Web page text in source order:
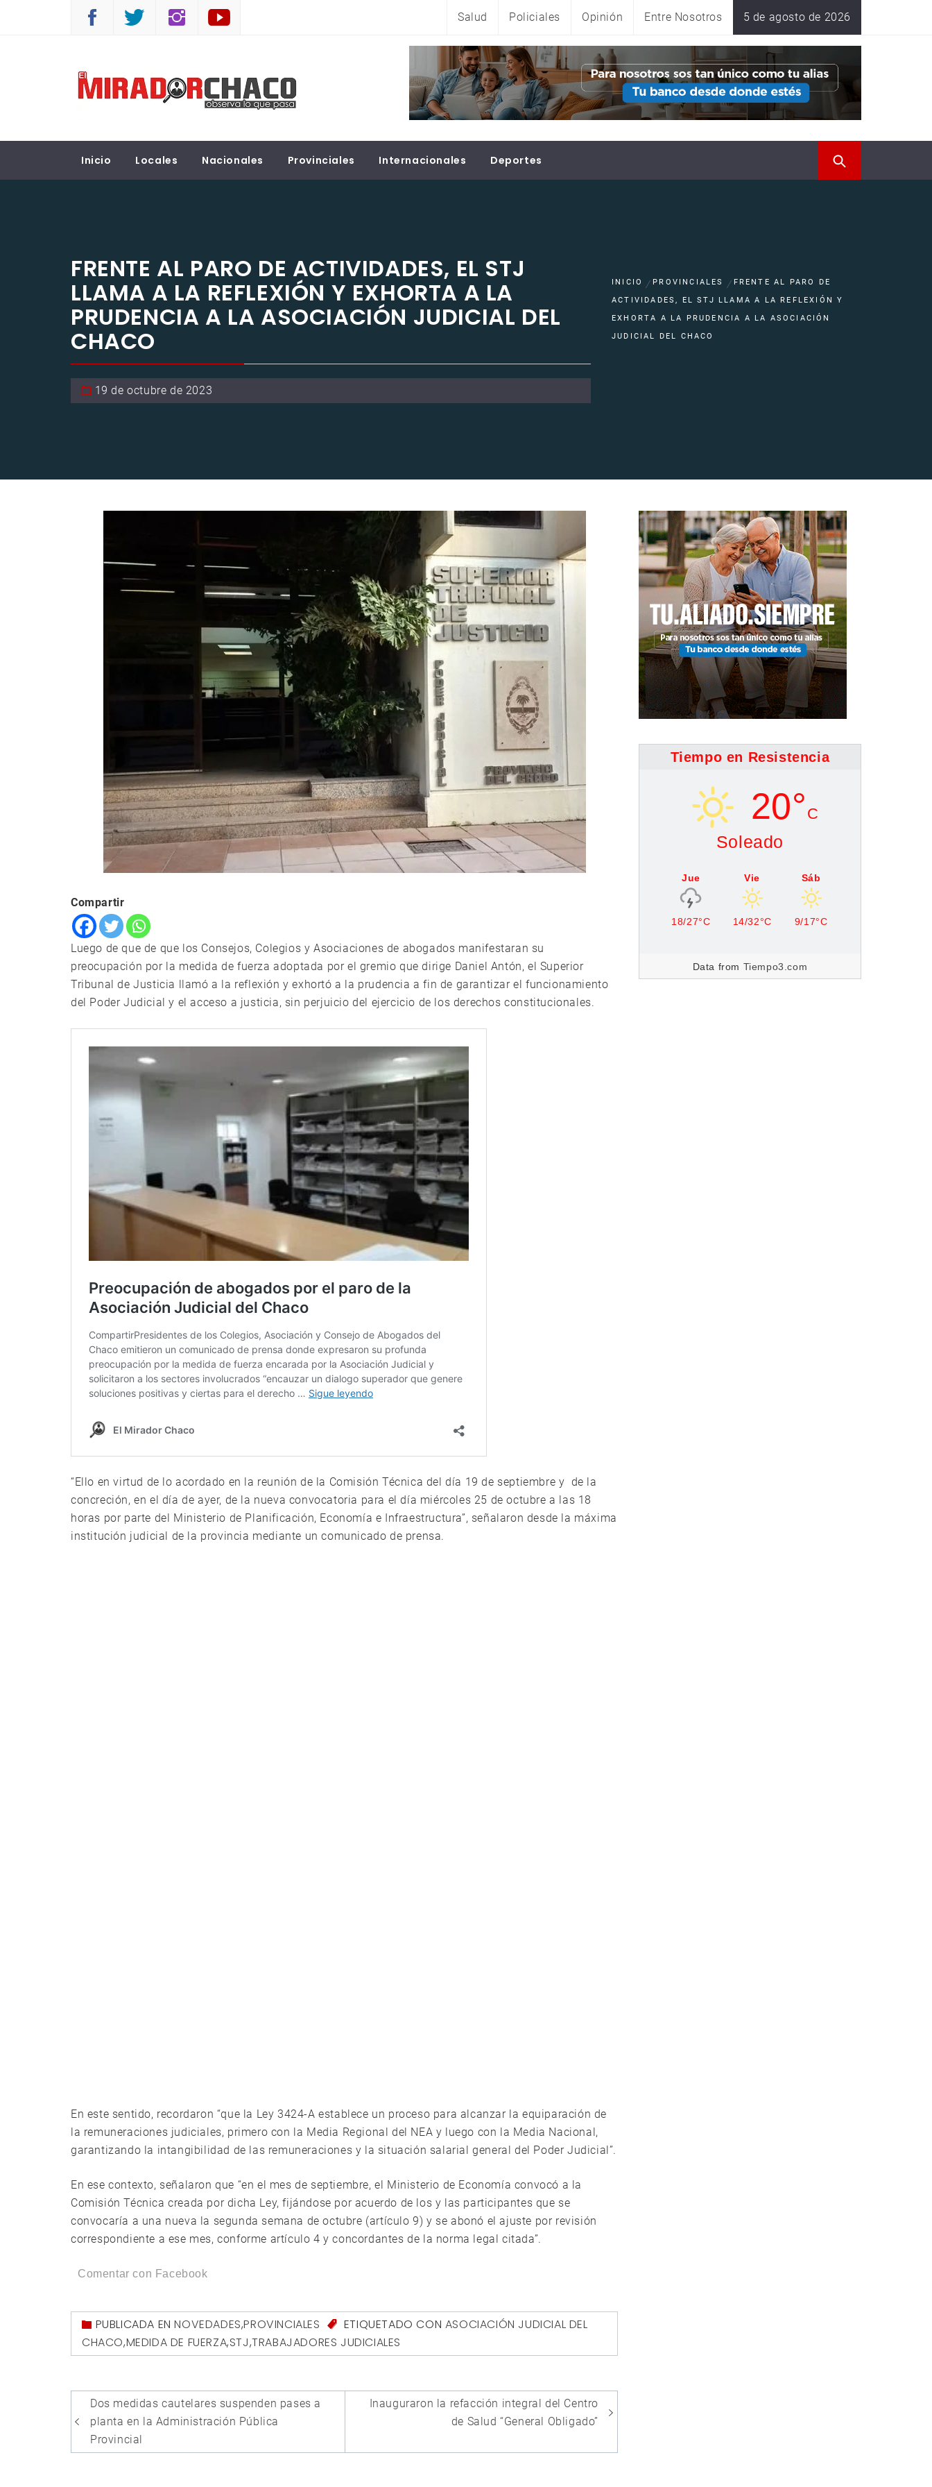
Salud Policiales Opinión Entre Nosotros 5 de agosto de 2026
EL MIRADOR CHACO
Inicio Locales Nacionales Provinciales Internacionales Deportes
FRENTE AL PARO DE ACTIVIDADES, EL STJ
LLAMA A LA REFLEXIÓN Y EXHORTA A LA
PRUDENCIA A LA ASOCIACIÓN JUDICIAL DEL
CHACO
19 de octubre de 2023
INICIO PROVINCIALES
FRENTE AL PARO DE
ACTIVIDADES, EL STJ LLAMA A LA REFLEXIÓN Y
EXHORTA A LA PRUDENCIA A LA ASOCIACIÓN
JUDICIAL DEL CHACO
Compartir
Luego de que de que los Consejos, Colegios y Asociaciones de abogados manifestaran su
preocupación por la medida de fuerza adoptada por el gremio que dirige Daniel Antón, el Superior
Tribunal de Justicia llamó a la reflexión y exhortó a la prudencia a fin de garantizar el funcionamiento
del Poder Judicial y el acceso a justicia, sin perjuicio del ejercicio de los derechos constitucionales.
“Ello en virtud de lo acordado en la reunión de la Comisión Técnica del día 19 de septiembre y de la
concreción, en el día de ayer, de la nueva convocatoria para el día miércoles 25 de octubre a las 18
horas por parte del Ministerio de Planificación, Economía e Infraestructura”, señalaron desde la máxima
institución judicial de la provincia mediante un comunicado de prensa.
En este sentido, recordaron “que la Ley 3424-A establece un proceso para alcanzar la equiparación de
la remuneraciones judiciales, primero con la Media Regional del NEA y luego con la Media Nacional,
garantizando la intangibilidad de las remuneraciones y la situación salarial general del Poder Judicial”.
En ese contexto, señalaron que “en el mes de septiembre, el Ministerio de Economía convocó a la
Comisión Técnica creada por dicha Ley, fijándose por acuerdo de los y las participantes que se
convocaría a una nueva la segunda semana de octubre (artículo 9) y se abonó el ajuste por revisión
correspondiente a ese mes, conforme artículo 4 y concordantes de la norma legal citada”.
Comentar con Facebook
PUBLICADA ENNOVEDADES,PROVINCIALES ETIQUETADO CON ASOCIACIÓN JUDICIAL DEL
CHACO,MEDIDA DE FUERZA,STJ,TRABAJADORES JUDICIALES
Navegación
de
entradas
Dos medidas cautelares suspenden pases a
planta en la Administración Pública
Provincial
Inauguraron la refacción integral del Centro
de Salud “General Obligado”
Tiempo en Resistencia
20° C
Soleado
Jue
18/27°C
Vie
14/32°C
Sáb
9/17°C
Data from Tiempo3.com